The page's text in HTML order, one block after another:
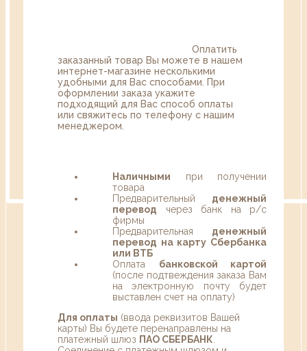
Оплатить
заказанный товар Вы можете в нашем
интернет-магазине несколькими
удобными для Вас способами. При
оформлении заказа укажите
подходящий для Вас способ оплаты
или свяжитесь по телефону с нашим
менеджером.
Наличными при получении
товара
Предварительный денежный
перевод через банк на р/с
фирмы
Предварительная денежный
перевод на карту Сбербанка
или ВТБ
Оплата банковской картой
(после подтвеждения заказа Вам
на электронную почту будет
выставлен счет на оплату)
Для оплаты (ввода реквизитов Вашей
карты) Вы будете перенаправлены на
платежный шлюз ПАО СБЕРБАНК